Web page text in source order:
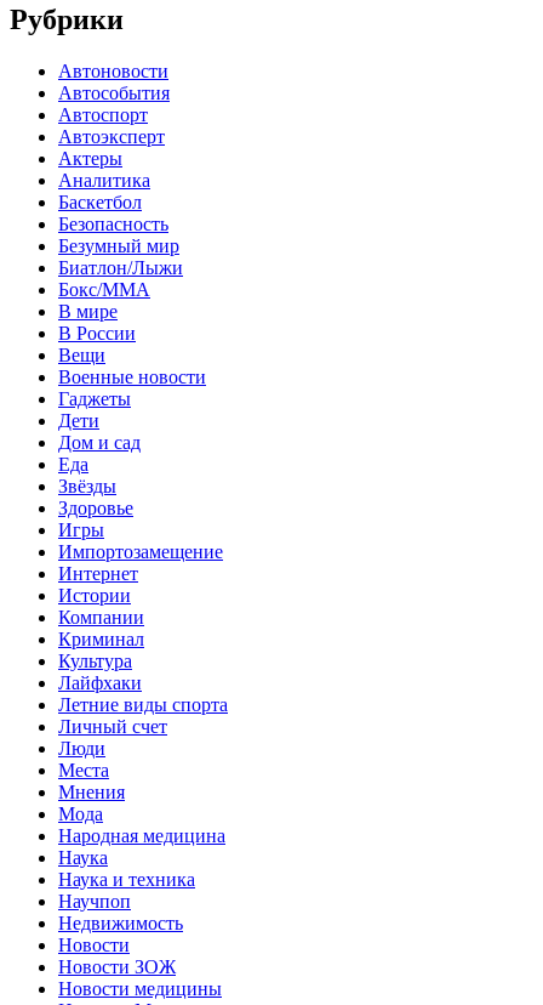
Рубрики
Автоновости
Автособытия
Автоспорт
Автоэксперт
Актеры
Аналитика
Баскетбол
Безопасность
Безумный мир
Биатлон/Лыжи
Бокс/MMA
В мире
В России
Вещи
Военные новости
Гаджеты
Дети
Дом и сад
Еда
Звёзды
Здоровье
Игры
Импортозамещение
Интернет
Истории
Компании
Криминал
Культура
Лайфхаки
Летние виды спорта
Личный счет
Люди
Места
Мнения
Мода
Народная медицина
Наука
Наука и техника
Научпоп
Недвижимость
Новости
Новости ЗОЖ
Новости медицины